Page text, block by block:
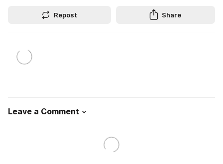
Repost Share
Leave a Comment